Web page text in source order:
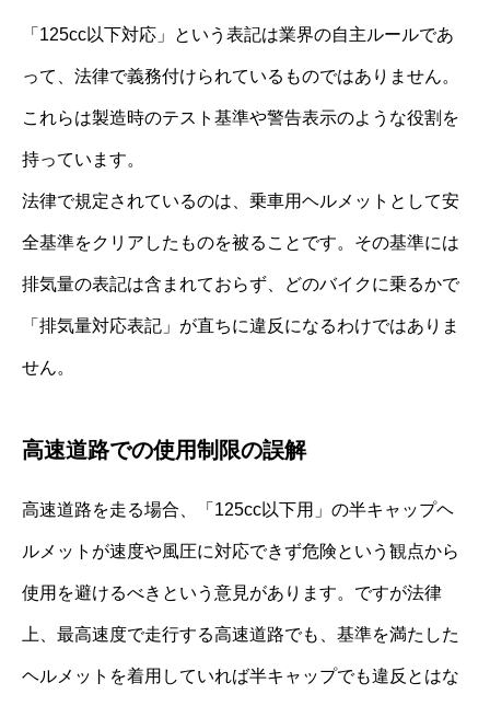
「125cc以下対応」という表記は業界の自主ルールであ
って、法律で義務付けられているものではありません。
これらは製造時のテスト基準や警告表示のような役割を
持っています。
法律で規定されているのは、乗車用ヘルメットとして安
全基準をクリアしたものを被ることです。その基準には
排気量の表記は含まれておらず、どのバイクに乗るかで
「排気量対応表記」が直ちに違反になるわけではありま
せん。
高速道路での使用制限の誤解
高速道路を走る場合、「125cc以下用」の半キャップヘ
ルメットが速度や風圧に対応できず危険という観点から
使用を避けるべきという意見があります。ですが法律
上、最高速度で走行する高速道路でも、基準を満たした
ヘルメットを着用していれば半キャップでも違反とはな